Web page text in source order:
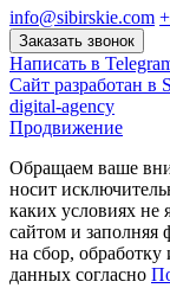
info@sibirskie.com
Заказать звонок
Написать в
Сайт разработан в
digital-agency
Продвижение
Обращаем ваше
носит
каких условиях не
сайтом и заполняя
на сбор,
данных согласно